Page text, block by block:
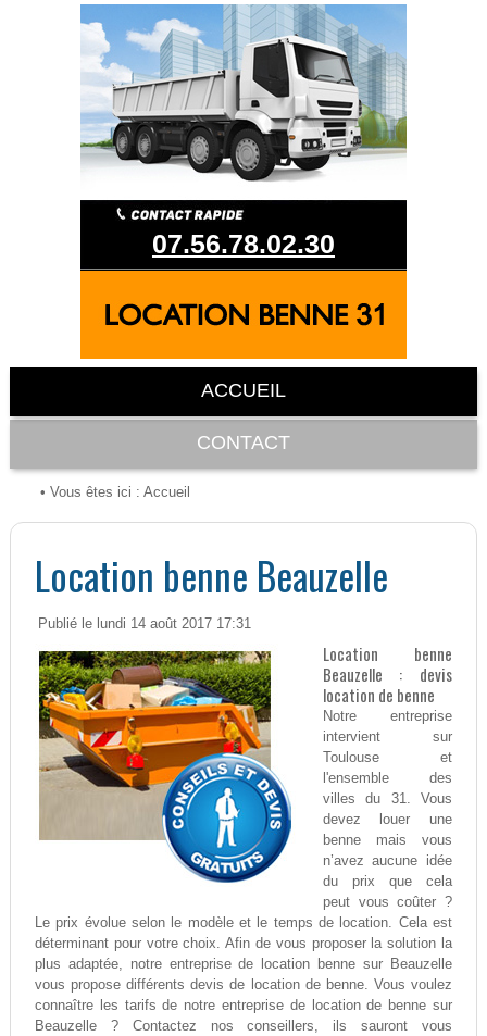
07.56.78.02.30
ACCUEIL
CONTACT
• Vous êtes ici : Accueil
Location benne Beauzelle
Publié le lundi 14 août 2017 17:31
Location benne
Beauzelle : devis
location de benne
Notre entreprise
intervient sur
Toulouse et
l'ensemble des
villes du 31. Vous
devez louer une
benne mais vous
n’avez aucune idée
du prix que cela
peut vous coûter ?
Le prix évolue selon le modèle et le temps de location. Cela est
déterminant pour votre choix. Afin de vous proposer la solution la
plus adaptée, notre entreprise de location benne sur Beauzelle
vous propose différents devis de location de benne. Vous voulez
connaître les tarifs de notre entreprise de location de benne sur
Beauzelle ? Contactez nos conseillers, ils sauront vous